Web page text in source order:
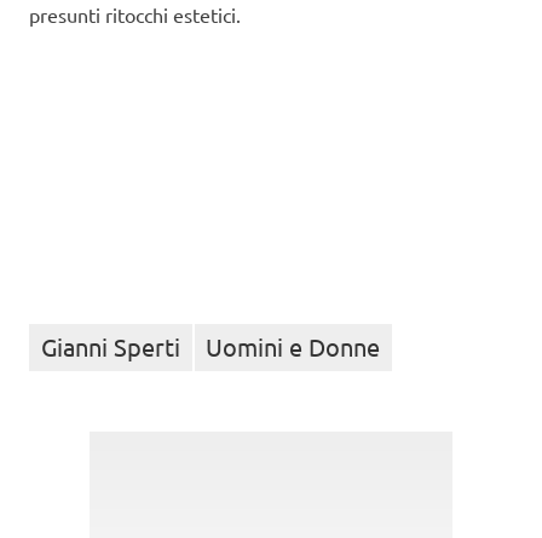
presunti ritocchi estetici.
Gianni Sperti Uomini e Donne